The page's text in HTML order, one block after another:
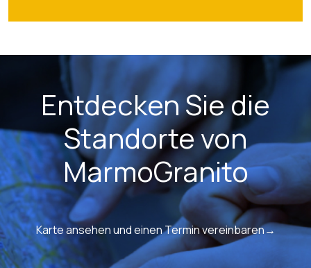
Entdecken Sie die
Standorte von
MarmoGranito
Karte ansehen und einen Termin vereinbaren→